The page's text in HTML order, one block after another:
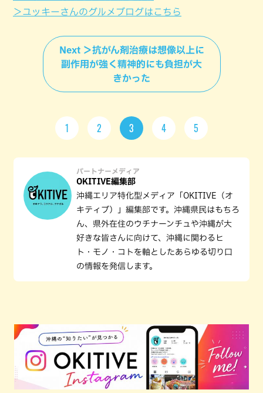
＞ユッキーさんのグルメブログはこちら
Next ＞抗がん剤治療は想像以上に
副作用が強く精神的にも負担が大
きかった
1 2 3 4 5
パートナーメディア
OKITIVE編集部
沖縄エリア特化型メディア「OKITIVE（オ
キティブ）」編集部です。沖縄県民はもちろ
ん、県外在住のウチナーンチュや沖縄が大
好きな皆さんに向けて、沖縄に関わるヒ
ト・モノ・コトを軸としたあらゆる切り口
の情報を発信します。